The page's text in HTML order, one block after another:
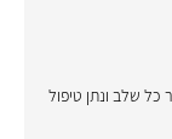
כל שלב ונתן טיפול